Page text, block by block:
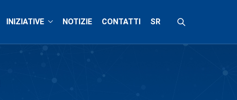
INIZIATIVE NOTIZIE CONTATTI SR